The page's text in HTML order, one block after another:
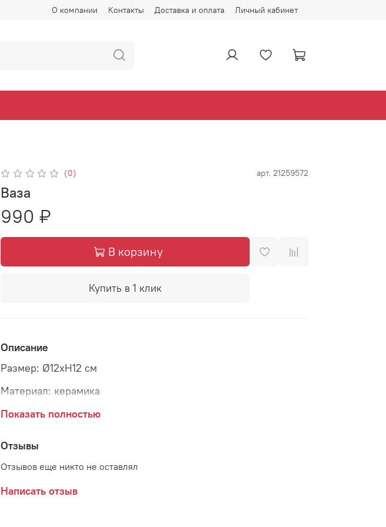
О компании Контакты Доставка и оплата Личный кабинет
(0) арт. 21259572
Ваза
990 ₽
В корзину
Купить в 1 клик
Описание
Размер: Ø12xH12 см
Материал: керамика
Страна: Дания
Показать полностью
Отзывы
Отзывов еще никто не оставлял
Написать отзыв